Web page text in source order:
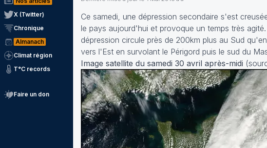
X (Twitter)
Chronique
Almanach
Climat région
T°C records
Faire un don
Ce samedi, une dépression secondaire s'est
le pays aujourd'hui et provoque un temps très
dépression circule près de 200km plus au Sud
vers l'Est en survolant le Périgord puis le sud du
Image satellite du samedi 30 avril après-midi